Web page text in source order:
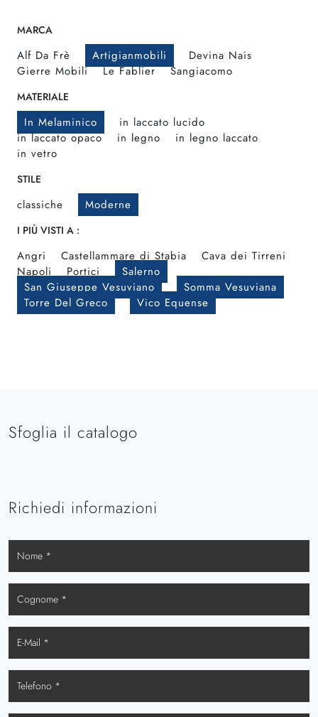
MARCA
Alf Da Frè Artigianmobili
Devina Nais
Gierre Mobili
Le Fablier Sangiacomo
MATERIALE
In Melaminico
in laccato lucido
in laccato opaco
in legno
in legno laccato
in vetro
STILE
classiche Moderne
I PIÙ VISTI A :
Angri Castellammare di Stabia
Cava dei Tirreni
Napoli
Portici
Salerno
San Giuseppe Vesuviano
Somma Vesuviana
Torre Del Greco
Vico Equense
Sfoglia il catalogo
Richiedi informazioni